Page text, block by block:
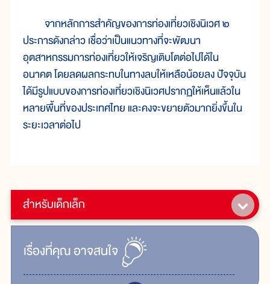
สำหรับเด็กเล็ก
เรื่ิองที่คุณอาจสนใจ
จากหลักการสำคัญของการท่องเที่ยวเชิงนิเวศ ๒
ประการดังกล่าว เชื่อว่าเป็นแนวทางที่จะพัฒนา
อุตสาหกรรมการท่องเที่ยวให้เจริญเติบโตต่อไปได้ใน
อนาคต โดยลดผลกระทบในทางลบให้เหลือน้อยลง ปัจจุบัน
ได้มีรูปแบบของการท่องเที่ยวเชิงนิเวศปรากฏให้เห็นแล้วใน
หลายพื้นที่ของประเทศไทย และคงจะขยายตัวมากยิ่งขึ้นใน
ระยะเวลาต่อไป